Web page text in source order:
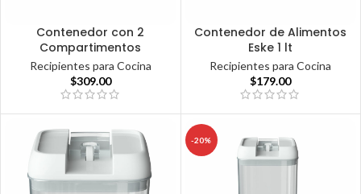
Contenedor con 2
Compartimentos
Recipientes para Cocina
$309.00
Contenedor de Alimentos
Eske 1 lt
Recipientes para Cocina
$179.00
-20%